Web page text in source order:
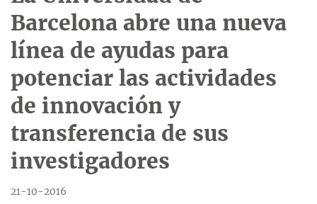
Barcelona abre una nueva
línea de ayudas para
potenciar las actividades
de innovación y
transferencia de sus
investigadores
21-10-2016